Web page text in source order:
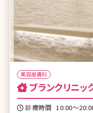
美容皮膚科
ブランクリニッ
診療時間 10:00～